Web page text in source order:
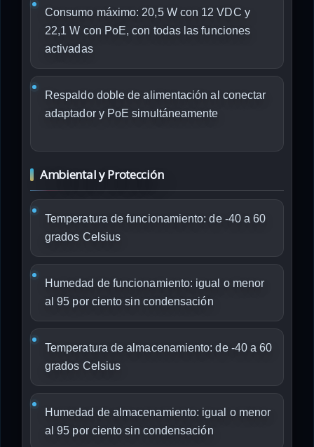
Consumo máximo: 20,5 W con 12 VDC y
22,1 W con PoE, con todas las funciones
activadas
Respaldo doble de alimentación al conectar
adaptador y PoE simultáneamente
Ambiental y Protección
Temperatura de funcionamiento: de -40 a 60
grados Celsius
Humedad de funcionamiento: igual o menor
al 95 por ciento sin condensación
Temperatura de almacenamiento: de -40 a 60
grados Celsius
Humedad de almacenamiento: igual o menor
al 95 por ciento sin condensación